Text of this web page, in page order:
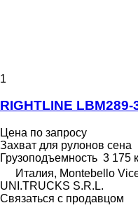
1
RIGHTLINE
Цена по запросу
Захват для рулонов сена
Грузоподъемность 3 175
Италия, Montebello
UNI.TRUCKS S.R.L.
Связаться с продавцом